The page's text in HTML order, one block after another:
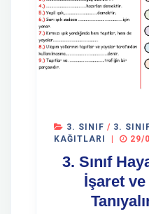
3. SINIF / 3.
KAĞITLARI
29/
3. Sınıf
İşaret ve